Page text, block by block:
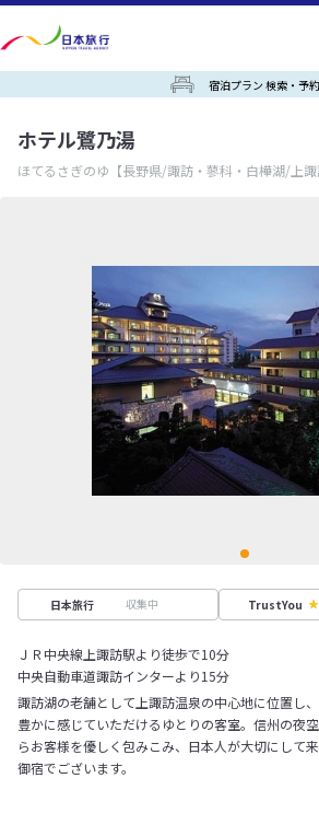
宿泊プラン 検索・予約
ホテル鷺乃湯
ほてるさぎのゆ 【長野県/諏訪・蓼科・白樺湖/上諏
日本旅行 収集中 TrustYou
ＪＲ中央線上諏訪駅より徒歩で10分
中央自動車道諏訪インターより15分
諏訪湖の老舗として上諏訪温泉の中心地に位置し
豊かに感じていただけるゆとりの客室。信州の夜
らお客様を優しく包みこみ、日本人が大切にして
御宿でございます。